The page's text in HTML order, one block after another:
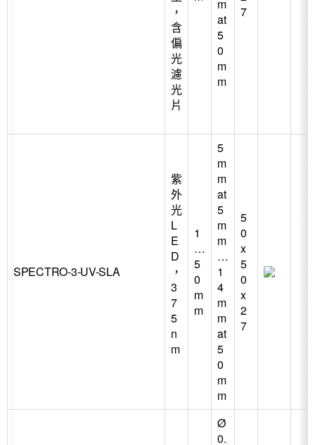
，
含
偏
光
濾
光
片
m
at
5
0
m
m
7
SPECTRO-3-UV-SLA
紫
外
光
L
E
D
，
3
7
5
n
m
1
…
5
0
m
m
5
m
m
at
5
m
m
…
1
4
m
m
at
5
0
m
m
5
0
x
5
0
x
2
7
Ø
0.